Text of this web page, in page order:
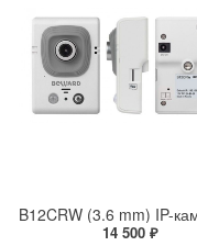
14 500 ₽